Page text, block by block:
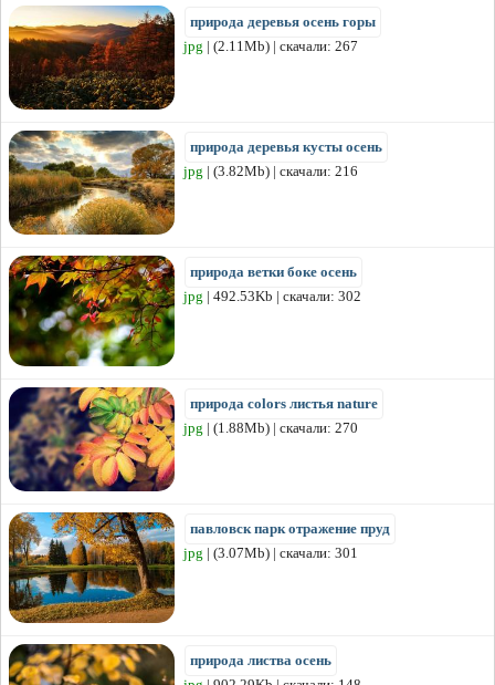
природа деревья осень горы
jpg | (2.11Mb) | скачали: 267
природа деревья кусты осень
jpg | (3.82Mb) | скачали: 216
природа ветки боке осень
jpg | 492.53Kb | скачали: 302
природа colors листья nature
jpg | (1.88Mb) | скачали: 270
павловск парк отражение пруд
jpg | (3.07Mb) | скачали: 301
природа листва осень